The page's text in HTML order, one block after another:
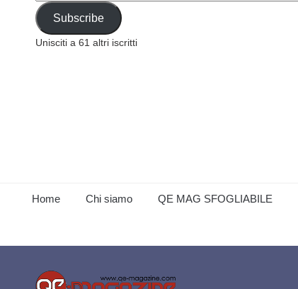
Address
Subscribe
Unisciti a 61 altri iscritti
Home Chi siamo QE MAG SFOGLIABILE